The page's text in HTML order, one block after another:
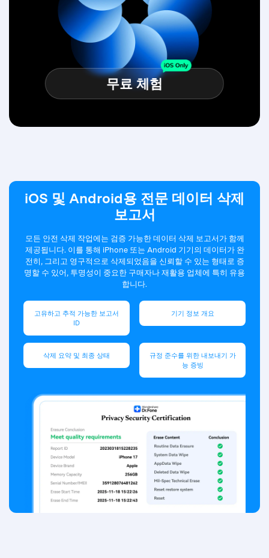
무료 체험
iOS 및 Android용 전문 데이터 삭제
보고서
모든 안전 삭제 작업에는 검증 가능한 데이터 삭제 보고서가 함께
제공됩니다. 이를 통해 iPhone 또는 Android 기기의 데이터가 완
전히, 그리고 영구적으로 삭제되었음을 신뢰할 수 있는 형태로 증
명할 수 있어, 투명성이 중요한 구매자나 재활용 업체에 특히 유용
합니다.
고유하고 추적 가능한 보고서
ID
기기 정보 개요
삭제 요약 및 최종 상태
규정 준수를 위한 내보내기 가
능 증빙